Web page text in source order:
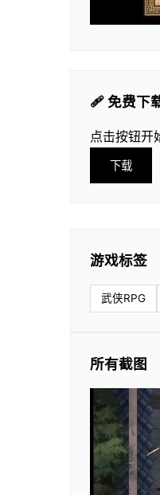
🩹 免费下
点击按钮
下载
游戏标签
武侠RPG
所有截图